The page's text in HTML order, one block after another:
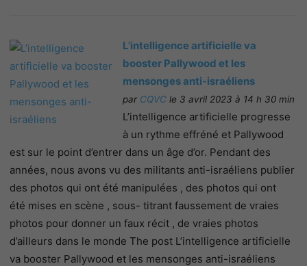
L’intelligence artificielle va
booster Pallywood et les
mensonges anti-israéliens
par CQVC le 3 avril 2023 à 14 h 30 min
L’intelligence artificielle progresse
à un rythme effréné et Pallywood
est sur le point d’entrer dans un âge d’or. Pendant des
années, nous avons vu des militants anti-israéliens publier
des photos qui ont été manipulées , des photos qui ont
été mises en scène , sous- titrant faussement de vraies
photos pour donner un faux récit , de vraies photos
d’ailleurs dans le monde The post L’intelligence artificielle
va booster Pallywood et les mensonges anti-israéliens